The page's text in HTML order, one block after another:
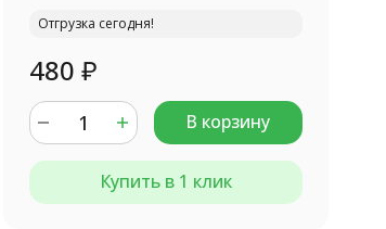
Отгрузка сегодня!
480 ₽
В корзину
Купить в 1 клик